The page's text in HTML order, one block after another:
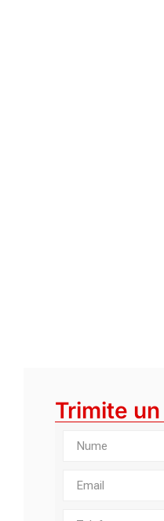
Trimite